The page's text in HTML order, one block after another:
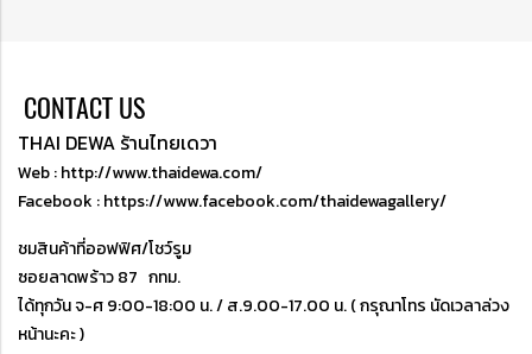
CONTACT US
THAI DEWA ร้านไทยเดวา
Web : http://www.thaidewa.com/
Facebook : https://www.facebook.com/thaidewagallery/
ชมสินค้าที่ออฟฟิศ/โชว์รูม
ซอยลาดพร้าว 87 กทม.
ได้ทุกวัน จ-ศ 9:00-18:00 น. / ส.9.00-17.00 น. ( กรุณาโทร นัดเวลาล่วง
หน้านะคะ )